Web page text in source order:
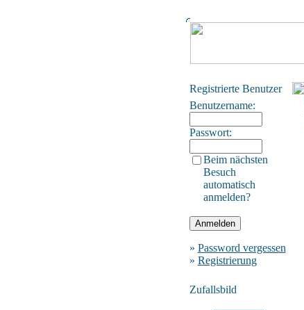
Registrierte Benutzer
Benutzername:
Passwort:
Beim nächsten
Besuch
automatisch
anmelden?
» Password vergessen
» Registrierung
Zufallsbild